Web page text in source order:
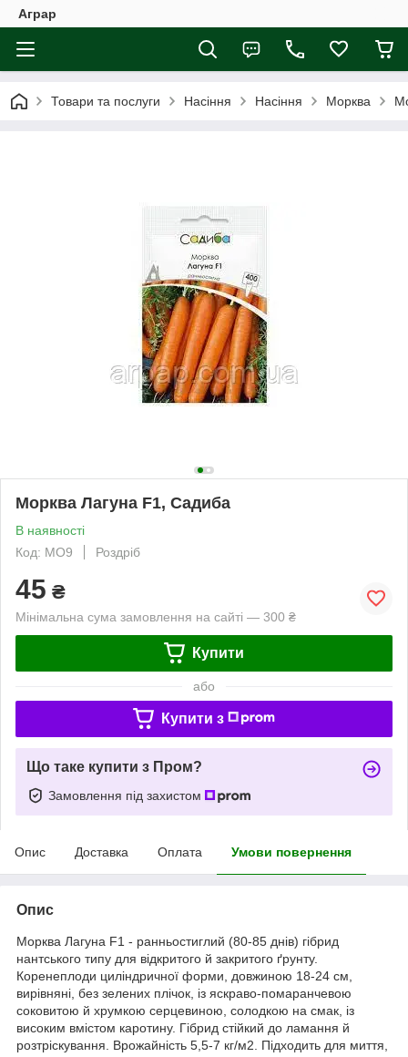
Аграр
Товари та послуги Насіння Насіння Морква
Морква Лагуна F1, Садиба
В наявності
Код: MO9
Роздріб
45 ₴
Мінімальна сума замовлення на сайті — 300 ₴
Купити
або
Купити з
Що таке купити з Пром?
Замовлення під захистом
Опис Доставка Оплата Умови повернення
Опис
Морква Лагуна F1 - ранньостиглий (80-85 днів) гібрид
нантського типу для відкритого й закритого ґрунту.
Коренеплоди циліндричної форми, довжиною 18-24 см,
вирівняні, без зелених плічок, із яскраво-помаранчевою
соковитою й хрумкою серцевиною, солодкою на смак, із
високим вмістом каротину. Гібрид стійкий до ламання й
розтріскування. Врожайність 5,5-7 кг/м2 . Підходить для миття,